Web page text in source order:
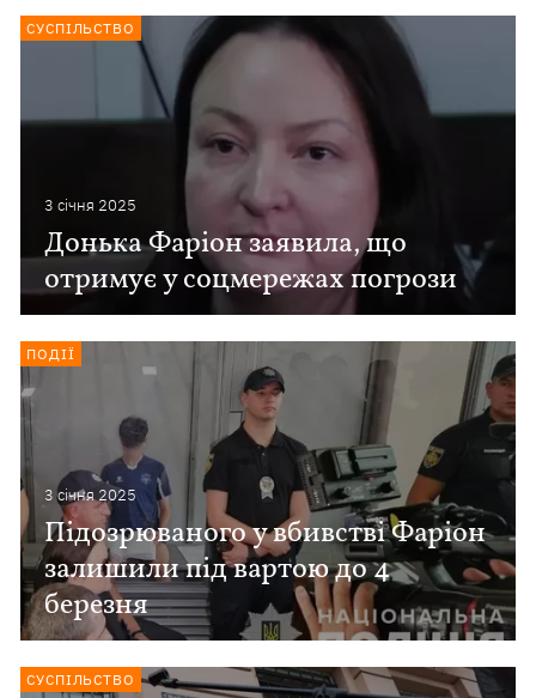
3 сiчня 2025
Донька Фаріон заявила, що
отримує у соцмережах погрози
СУСПІЛЬСТВО
3 сiчня 2025
Підозрюваного у вбивстві Фаріон
залишили під вартою до 4
березня
ПОДІЇ
СУСПІЛЬСТВО